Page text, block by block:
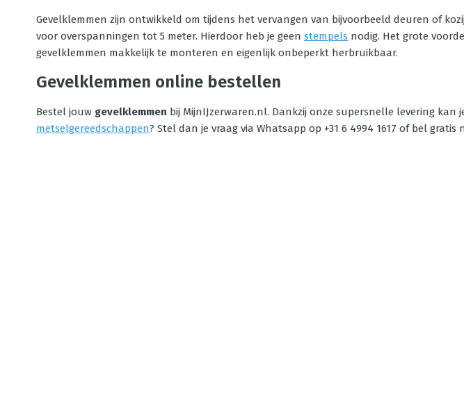
Gevelklemmen zijn ontwikkeld om tijdens het vervangen van bijvoorbeeld deuren of
voor overspanningen tot 5 meter. Hierdoor heb je geen stempels nodig. Het grote
gevelklemmen makkelijk te monteren en eigenlijk onbeperkt herbruikbaar.
Gevelklemmen online bestellen
Bestel jouw gevelklemmen bij MijnIJzerwaren.nl. Dankzij onze supersnelle levering
metselgereedschappen? Stel dan je vraag via Whatsapp op +31 6 4994 1617 of bel gratis